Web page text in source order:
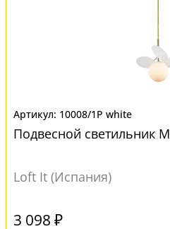
10008/1P white
Подвесной светильник
Loft It (Испания)
3 098 ₽